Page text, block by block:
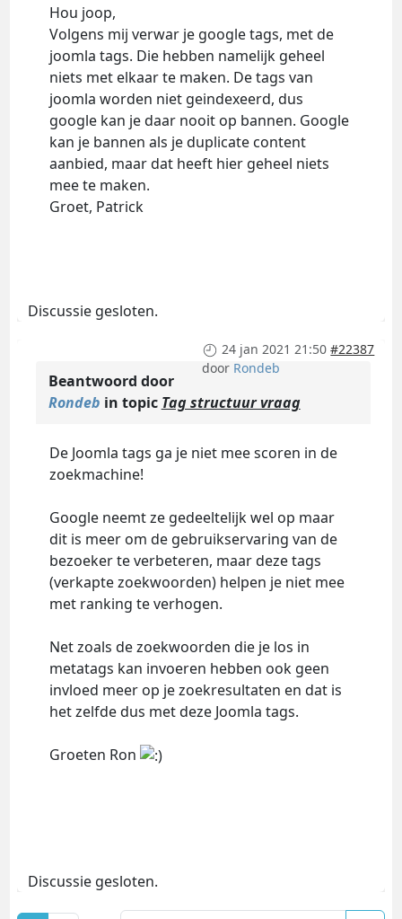
Hou joop,
Volgens mij verwar je google tags, met de
joomla tags. Die hebben namelijk geheel
niets met elkaar te maken. De tags van
joomla worden niet geindexeerd, dus
google kan je daar nooit op bannen. Google
kan je bannen als je duplicate content
aanbied, maar dat heeft hier geheel niets
mee te maken.
Groet, Patrick
Discussie gesloten.
24 jan 2021 21:50 #22387
door Rondeb
Beantwoord door
Rondeb in topic Tag structuur vraag
De Joomla tags ga je niet mee scoren in de
zoekmachine!
Google neemt ze gedeeltelijk wel op maar
dit is meer om de gebruikservaring van de
bezoeker te verbeteren, maar deze tags
(verkapte zoekwoorden) helpen je niet mee
met ranking te verhogen.
Net zoals de zoekwoorden die je los in
metatags kan invoeren hebben ook geen
invloed meer op je zoekresultaten en dat is
het zelfde dus met deze Joomla tags.
Groeten Ron
Discussie gesloten.